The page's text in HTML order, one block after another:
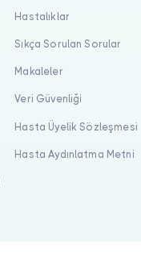
Hastalıklar
Sıkça Sorulan Sorular
Makaleler
Veri Güvenliği
Hasta Üyelik Sözleşmesi
Hasta Aydınlatma Metni